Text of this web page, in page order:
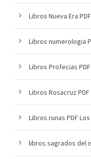
Libros Nueva Era PDF
Libros numerologia
Libros Profecias PDF
Libros Rosacruz PDF
Libros runas PDF
libros sagrados del